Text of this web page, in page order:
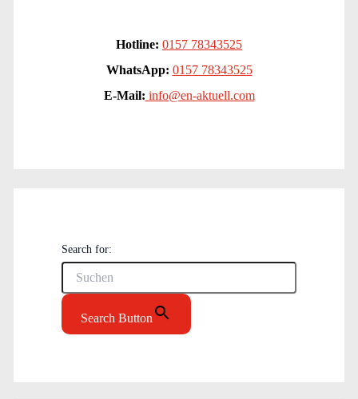
Hotline: 0157 78343525
WhatsApp: 0157 78343525
E-Mail: info@en-aktuell.com
Search for:
Search Button